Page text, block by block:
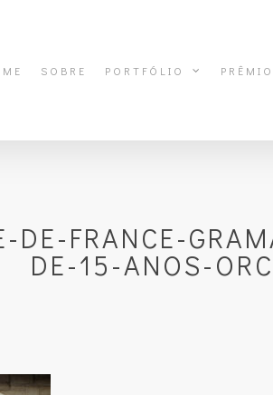
SOBRE PORTFÓLIO
DE-FRANCE-
DE-15-ANOS-